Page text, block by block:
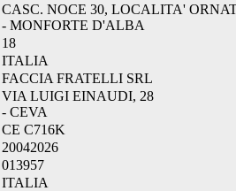
CASC. NOCE 30, LOCALITA'
- MONFORTE D'ALBA
18
ITALIA
FACCIA FRATELLI SRL
VIA LUIGI EINAUDI, 28
- CEVA
CE C716K
20042026
013957
ITALIA